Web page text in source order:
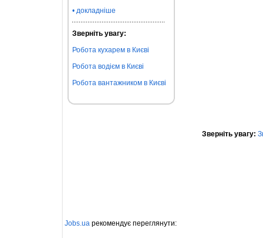
• докладніше
Зверніть увагу:
Робота кухарем в Києві
Робота водієм в Києві
Робота вантажником в Києві
Зверніть увагу:
Jobs.ua рекомендує переглянути: